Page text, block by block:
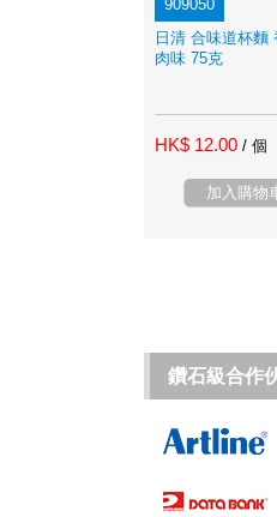
909050
日清 合味道杯麵
肉味 75克
HK$ 12.00 / 個
加入購物
鑽石級合作